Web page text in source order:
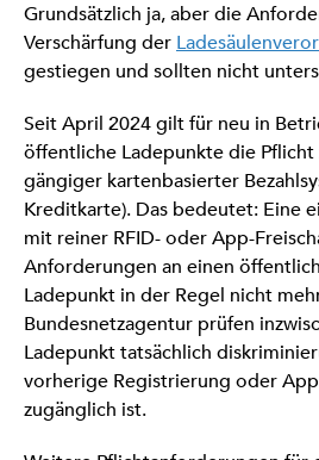
Grundsätzlich ja, aber die
Verschärfung der
gestiegen und sollten nicht
Seit April 2024 gilt für neu in
öffentliche Ladepunkte die
gängiger kartenbasierter
Kreditkarte). Das bedeutet: Eine
mit reiner RFID- oder App-
Anforderungen an einen
Ladepunkt in der Regel nicht
Bundesnetzagentur prüfen
Ladepunkt tatsächlich
vorherige Registrierung oder
zugänglich ist.